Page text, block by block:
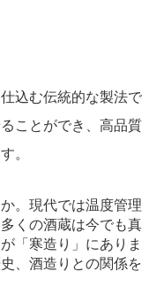
込む伝統的な製法で
ことができ、高品質
。
。現代では温度管理
くの酒蔵は今でも真
「寒造り」にありま
、酒造りとの関係を